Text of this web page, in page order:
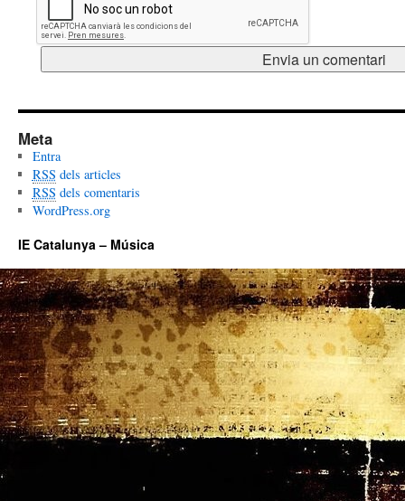
Meta
Entra
RSS dels articles
RSS dels comentaris
WordPress.org
IE Catalunya – Música